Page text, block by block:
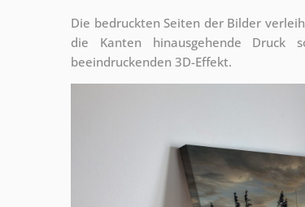
Die bedruckten Seiten der Bilder
die Kanten hinausgehende
beeindruckenden 3D-Effekt.